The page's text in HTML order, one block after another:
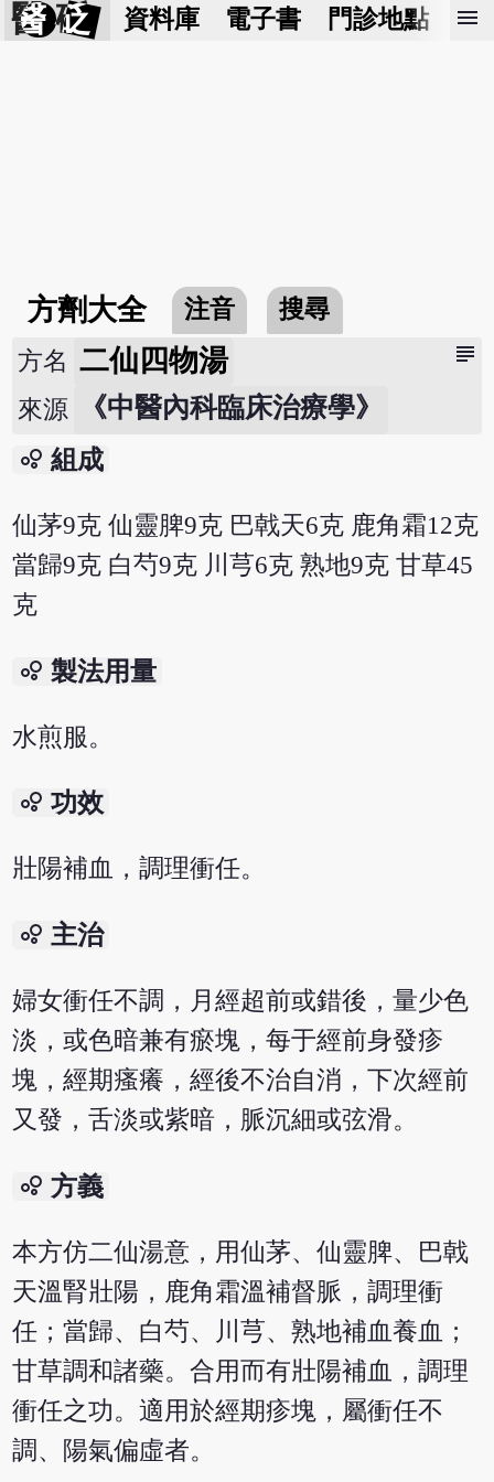
醫 砭 資料庫 電子書 門診地點 預
menu
方劑大全 注音 搜尋
subject
方名 二仙四物湯
來源 《中醫內科臨床治療學》
bubble_chart 組成
仙茅9克 仙靈脾9克 巴戟天6克 鹿角霜12克
當歸9克 白芍9克 川芎6克 熟地9克 甘草45
克
bubble_chart 製法用量
水煎服。
bubble_chart 功效
壯陽補血，調理衝任。
bubble_chart 主治
婦女衝任不調，月經超前或錯後，量少色
淡，或色暗兼有瘀塊，每于經前身發疹
塊，經期瘙癢，經後不治自消，下次經前
又發，舌淡或紫暗，脈沉細或弦滑。
bubble_chart 方義
本方仿二仙湯意，用仙茅、仙靈脾、巴戟
天溫腎壯陽，鹿角霜溫補督脈，調理衝
任；當歸、白芍、川芎、熟地補血養血；
甘草調和諸藥。合用而有壯陽補血，調理
衝任之功。適用於經期疹塊，屬衝任不
調、陽氣偏虛者。